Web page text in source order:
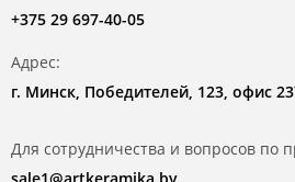
+375 29 697-40-05
Адрес:
г. Минск, Победителей, 123, офис
Для сотрудничества и вопросов по